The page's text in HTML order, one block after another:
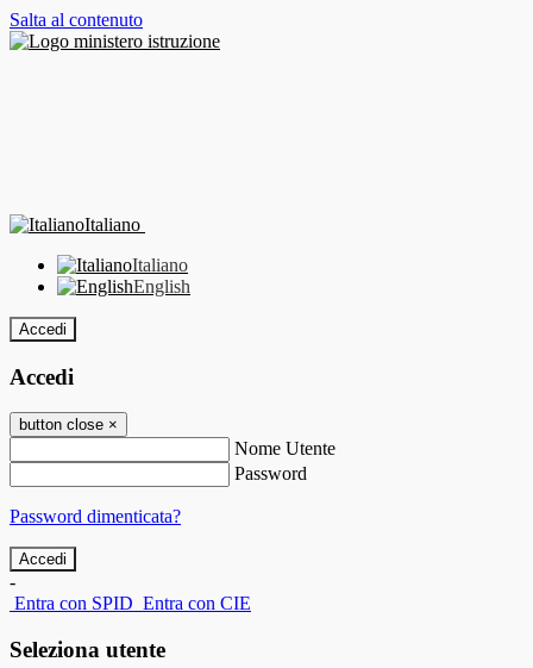
Salta al contenuto
Italiano
Italiano
English
Accedi
Accedi
button close ×
Nome Utente
Password
Password dimenticata?
-
Entra con SPID Entra con CIE
Seleziona utente